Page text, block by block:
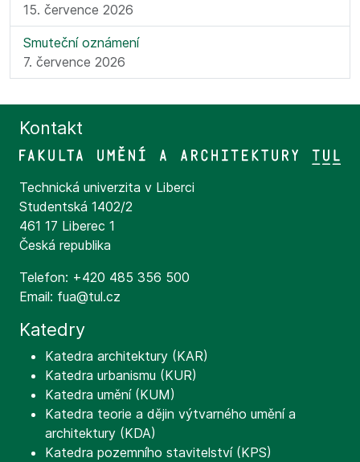
15. července 2026
Smuteční oznámení
7. července 2026
Kontakt
Technická univerzita v Liberci
Studentská 1402/2
461 17 Liberec 1
Česká republika
Telefon: +420 485 356 500
Email: fua@tul.cz
Katedry
Katedra architektury (KAR)
Katedra urbanismu (KUR)
Katedra umění (KUM)
Katedra teorie a dějin výtvarného umění a
architektury (KDA)
Katedra pozemního stavitelství (KPS)